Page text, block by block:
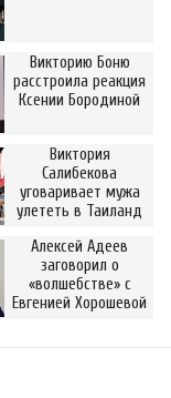
Викторию Боню
расстроила реакция
Ксении Бородиной
Виктория
Салибекова
уговаривает мужа
улететь в Таиланд
Алексей Адеев
заговорил о
«волшебстве» с
Евгенией Хорошевой